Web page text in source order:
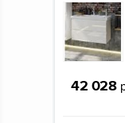
42 028